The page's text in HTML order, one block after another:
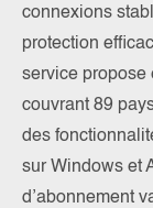
connexions
protection
service propose
couvrant 89
des
sur Windows et
d’abonnement